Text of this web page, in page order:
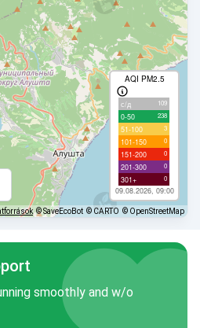
AQI PM2.5
с/д 109
0-50 238
51-100 3
101-150 0
151-200 0
201-300 0
301+ 0
09.08.2026, 09:00
© SaveEcoBot © CARTO © OpenStreetMap
smoothly and w/o